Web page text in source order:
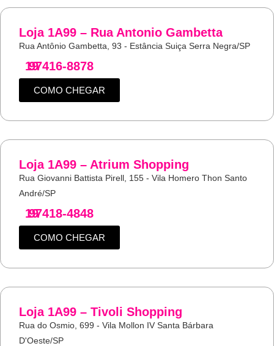
Loja 1A99 – Rua Antonio Gambetta
Rua Antônio Gambetta, 93 - Estância Suiça Serra Negra/SP
19
97416-8878
COMO CHEGAR
Loja 1A99 – Atrium Shopping
Rua Giovanni Battista Pirell, 155 - Vila Homero Thon Santo
André/SP
19
97418-4848
COMO CHEGAR
Loja 1A99 – Tivoli Shopping
Rua do Osmio, 699 - Vila Mollon IV Santa Bárbara
D'Oeste/SP